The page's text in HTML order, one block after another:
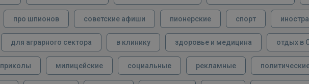
про шпионов советские афиши пионерские спорт
для аграрного сектора в клинику здоровье и медицина отдых в
приколы милицейские социальные рекламные